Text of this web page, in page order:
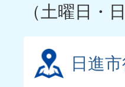
（土曜日・
日進